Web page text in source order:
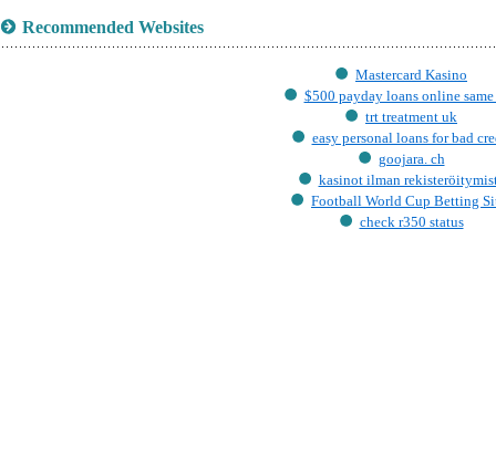
Recommended Websites
Mastercard Kasino
$500 payday loans online
trt treatment uk
easy personal loans for bad
goojara. ch
kasinot ilman
Football World Cup Betting
check r350 status